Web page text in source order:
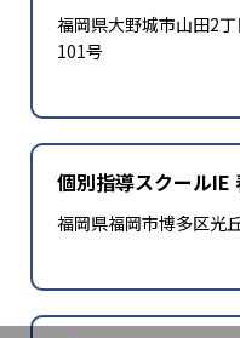
福岡県大野城市山田2
101号
個別指導スクールIE
福岡県福岡市博多区光